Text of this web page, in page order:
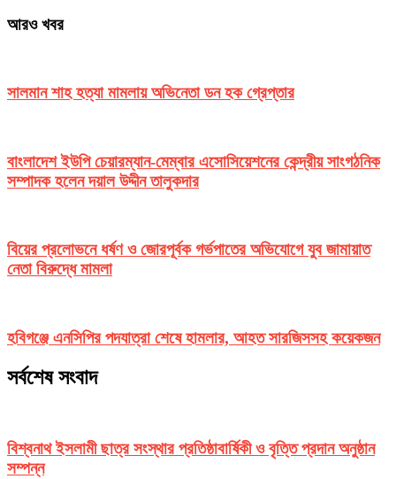
আরও খবর
সালমান শাহ হত্যা মামলায় অভিনেতা ডন হক গ্রেপ্তার
বাংলাদেশ ইউপি চেয়ারম্যান-মেম্বার এসোসিয়েশনের কেন্দ্রীয় সাংগঠনিক
সম্পাদক হলেন দয়াল উদ্দীন তালুকদার
বিয়ের প্রলোভনে ধর্ষণ ও জোরপূর্বক গর্ভপাতের অভিযোগে যুব জামায়াত
নেতা বিরুদ্ধে মামলা
হবিগঞ্জে এনসিপির পদযাত্রা শেষে হামলার, আহত সারজিসসহ কয়েকজন
সর্বশেষ সংবাদ
বিশ্বনাথ ইসলামী ছাত্র সংস্থার প্রতিষ্ঠাবার্ষিকী ও বৃত্তি প্রদান অনুষ্ঠান
সম্পন্ন